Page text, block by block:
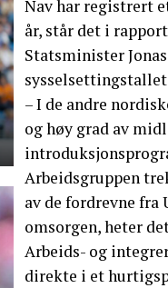
Nav har registrert
år, står det i
Statsminister
– I de andre
og høy grad av
Arbeidsgruppen
av de fordrevne fra
omsorgen, heter
Arbeids- og
direkte i et